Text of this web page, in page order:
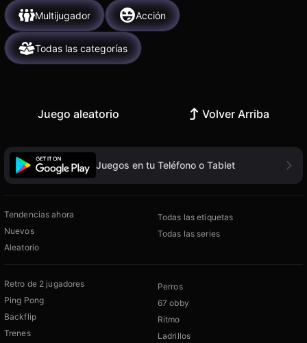
Multijugador Acción
Todas las categorías
Juego aleatorio Volver Arriba
Juegos en tu Teléfono o Tablet
Tendencias ahora
Nuevos
Aleatorio
Todas las etiquetas
Todas las series
Retro de 2 jugadores
Ping Pong
Backflip
Trenes
Perros
67 obby
Ritmo
Ladrillos